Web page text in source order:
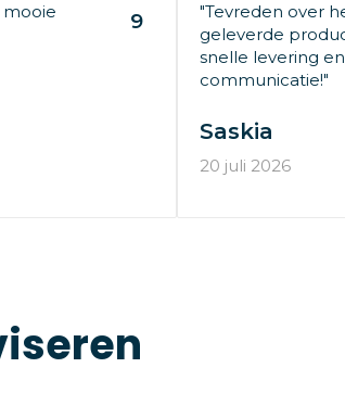
mooie
9
"Tevreden over
geleverde
snelle levering
communicatie!"
Saskia
20 juli 2026